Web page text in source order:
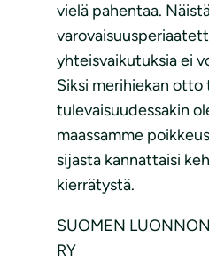
vielä pahentaa.
yhteisvaikutuksia ei
Siksi merihiekan otto
tulevaisuudessakin
maassamme
sijasta kannattaisi
kierrätystä.
SUOMEN
RY